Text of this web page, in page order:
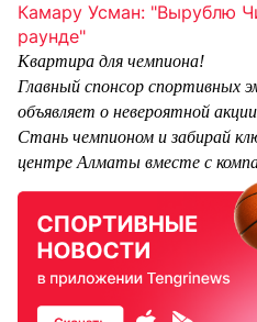
Камару Усман: "Вырублю
раунде"
Квартира для чемпиона!
Главный спонсор спортивных
объявляет о невероятной
Стань чемпионом и забирай
центре Алматы вместе с